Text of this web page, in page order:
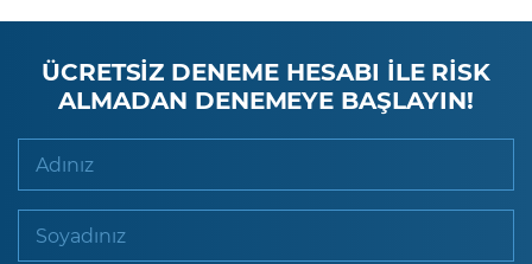
ÜCRETSİZ DENEME HESABI İLE RİSK
ALMADAN DENEMEYE BAŞLAYIN!
Adınız
Soyadınız